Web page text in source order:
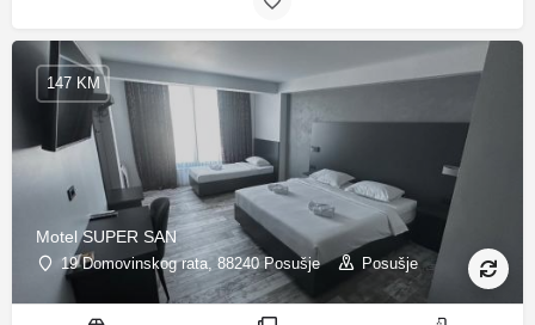
Motel SUPER SAN
19 Domovinskog rata, 88240 Posušje Posušje
147 KM